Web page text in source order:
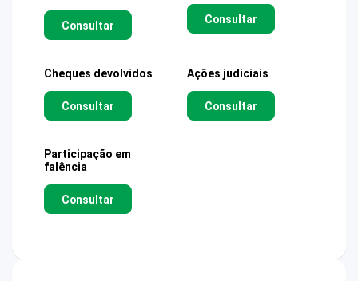
Consultar Consultar
Cheques devolvidos
Consultar
Ações judiciais
Consultar
Participação em
falência
Consultar